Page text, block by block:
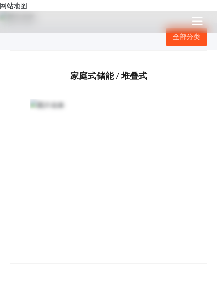
网站地图
全部分类
家庭式储能 / 堆叠式